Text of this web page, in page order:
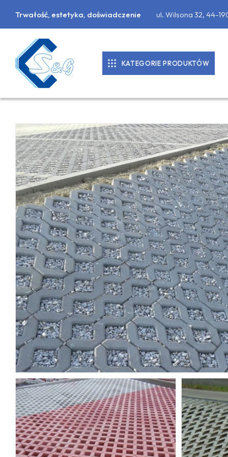
Trwałość, estetyka, doświadczenie ul. Wilsona 32, 44-
KATEGORIE PRODUKTÓW
DONICE BETONOWE
PALISADY
PŁYTY CHODNIKOWE
MATERIAŁY BUDOWLANE
OBRZEŻA CHODNIKOWE, KRAWĘŻNIKI
POZOSTAŁA GALANTERIA
OGRODZENIA BETONOWE
ARCHITEKTURA MIEJSKA
USŁUGI
KRUSZYWA
NARZĘDZIA
ŚRODKI CZYSZCZĄCE I BARWIĄCE
ASORTYMENT NA INDYWIDUALNE
ZAMÓWIENIA
MOBILNE SPA WIKI SAUNA-BALIA